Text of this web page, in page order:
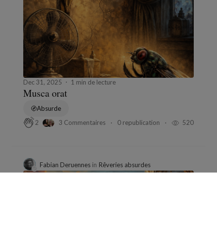
Dec 31, 2025 1 min de lecture
Musca orat
Absurde
2
3 Commentaires 0 republication 520
Fabian Deruennes in Rêveries absurdes